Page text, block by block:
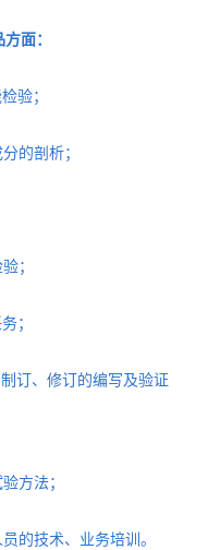
面：
验；
分的剖析；
；
；
、修订的编写及验证
方法；
技术、业务培训。